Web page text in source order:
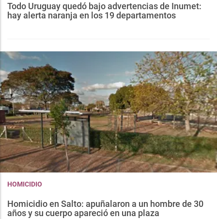
Todo Uruguay quedó bajo advertencias de Inumet:
hay alerta naranja en los 19 departamentos
HOMICIDIO
Homicidio en Salto: apuñalaron a un hombre de 30
años y su cuerpo apareció en una plaza